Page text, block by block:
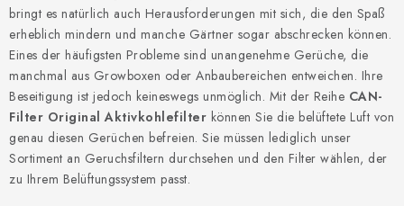
AQUARISTIK
MICROGREENS
SMARTER GARTEN
Geschäftsbewertung Kaufberatung
h
a
t
G
P
T
ř
e
k
l
:
bringt es natürlich auch Herausforderungen mit sich, die den Spaß
erheblich mindern und manche Gärtner sogar abschrecken können.
Eines der häufigsten Probleme sind unangenehme Gerüche, die
manchmal aus Growboxen oder Anbaubereichen entweichen. Ihre
Beseitigung ist jedoch keineswegs unmöglich. Mit der Reihe CAN-
Filter Original Aktivkohlefilter können Sie die belüftete Luft von
genau diesen Gerüchen befreien. Sie müssen lediglich unser
Sortiment an Geruchsfiltern durchsehen und den Filter wählen, der
zu Ihrem Belüftungssystem passt.